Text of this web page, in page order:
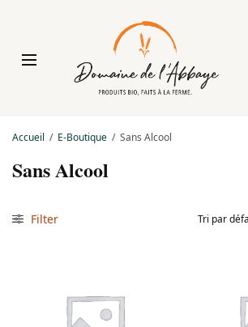
Accueil / E-Boutique / Sans Alcool
Sans Alcool
Filter